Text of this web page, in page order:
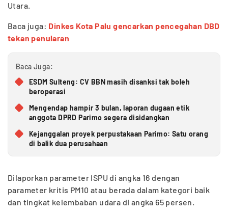
Utara.
Baca juga: Dinkes Kota Palu gencarkan pencegahan DBD
tekan penularan
Baca Juga:
ESDM Sulteng: CV BBN masih disanksi tak boleh
beroperasi
Mengendap hampir 3 bulan, laporan dugaan etik
anggota DPRD Parimo segera disidangkan
Kejanggalan proyek perpustakaan Parimo: Satu orang
di balik dua perusahaan
Dilaporkan parameter ISPU di angka 16 dengan
parameter kritis PM10 atau berada dalam kategori baik
dan tingkat kelembaban udara di angka 65 persen.